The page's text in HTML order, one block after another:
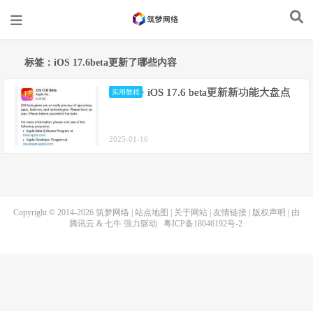
标签：iOS 17.6beta更新了哪些内容
实用教程 iOS 17.6 beta更新新功能大盘点
2025-01-16
Copyright © 2014-2026 筑梦网络 站点地图 关于网站 友情链接 版权声明
| 由
腾讯云 & 七牛强力驱动 粤ICP备18046192号-2